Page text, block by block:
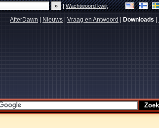
|Wachtwoord kwijt
AfterDawn Nieuws Vraag en Antwoord Downloads